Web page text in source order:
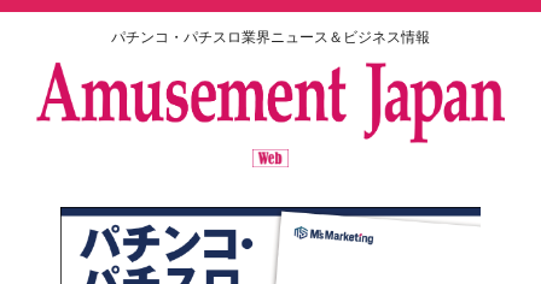
パチンコ・パチスロ業界ニュース＆ビジネス情報